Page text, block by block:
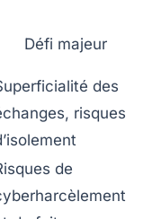
Défi majeur
des
risques
de